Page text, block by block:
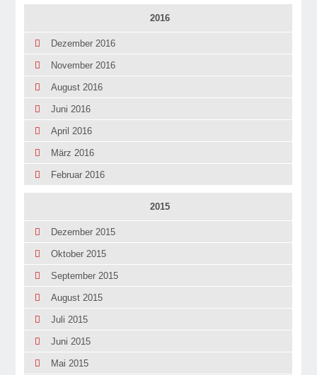
2016
Dezember 2016
November 2016
August 2016
Juni 2016
April 2016
März 2016
Februar 2016
2015
Dezember 2015
Oktober 2015
September 2015
August 2015
Juli 2015
Juni 2015
Mai 2015